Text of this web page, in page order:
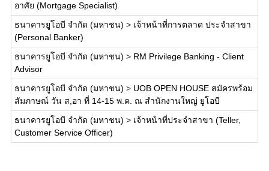
อาศัย (Mortgage Specialist)
ธนาคารยูโอบี จำกัด (มหาชน) > เจ้าหน้าที่การตลาด ประจำสาขา
(Personal Banker)
ธนาคารยูโอบี จำกัด (มหาชน) > RM Privilege Banking - Client
Advisor
ธนาคารยูโอบี จำกัด (มหาชน) > UOB OPEN HOUSE สมัครพร้อม
สัมภาษณ์ วัน ส,อา ที่ 14-15 พ.ค. ณ สำนักงานใหญ่ ยูโอบี
ธนาคารยูโอบี จำกัด (มหาชน) > เจ้าหน้าที่ประจำสาขา (Teller,
Customer Service Officer)